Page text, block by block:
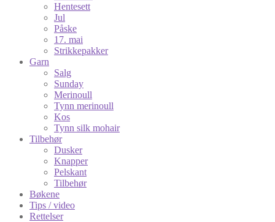
Hentesett
Jul
Påske
17. mai
Strikkepakker
Garn
Salg
Sunday
Merinoull
Tynn merinoull
Kos
Tynn silk mohair
Tilbehør
Dusker
Knapper
Pelskant
Tilbehør
Bøkene
Tips / video
Rettelser